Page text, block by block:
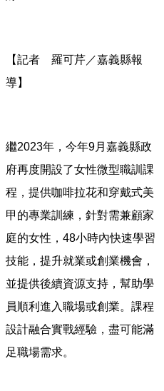
【記者 羅可芹／嘉義縣報
導】
繼2023年，今年9月嘉義縣政
府再度開設了女性微型職訓課
程， 提供咖啡拉花和穿戴式美
甲的專業訓練，針對需兼顧家
庭的女性，48小時內快速學習
技能，提升就業或創業機會，
並提供後續資源支持，幫助學
員順利進入職場或創業。 課程
設計融合實戰經驗，盡可能滿
足職場需求。